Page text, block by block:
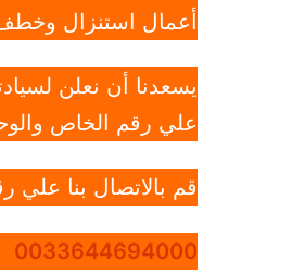
أعمال استنزال وخطف
يسعدنا أن نعلن
علي رقم الخاص
قم بالاتصال بنا علي
0033644694000